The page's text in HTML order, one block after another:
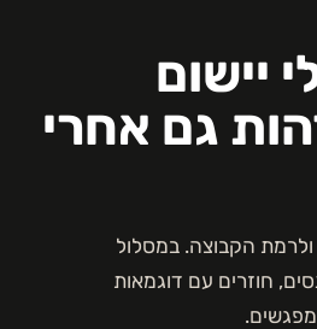
יישום
גם אחרי
הקבוצה. במסלול
חוזרים עם דוגמאות